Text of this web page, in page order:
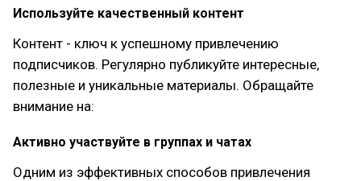
Используйте качественный контент
Контент - ключ к успешному привлечению
подписчиков. Регулярно публикуйте интересные,
полезные и уникальные материалы. Обращайте
внимание на:
Активно участвуйте в группах и чатах
Одним из эффективных способов привлечения